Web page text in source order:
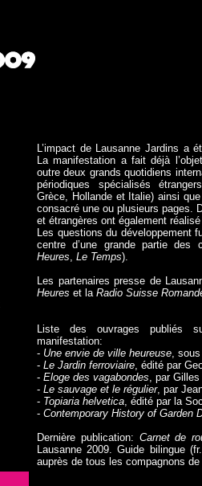
L’impact de Lausanne Jardins a
La manifestation a fait déjà
outre deux grands quotidiens
périodiques spécialisés
Grèce, Hollande et Italie) ainsi
consacré une ou plusieurs pages.
et étrangères ont également
Les questions du développement
centre d’une grande partie des
Heures, Le Temps).
Les partenaires presse de
Heures et la Radio Suisse
Liste des ouvrages publiés
manifestation:
- Une envie de ville heureuse,
- Le Jardin ferroviaire, édité par
- Eloge des vagabondes, par
- Le sauvage et le régulier, par
- Topiaria helvetica, édité par la
- Contemporary History of Garden
Dernière publication: Carnet de
Lausanne 2009. Guide bilingue
auprès de tous les compagnons de